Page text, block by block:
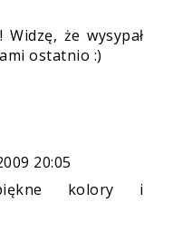
że wysypał
ostatnio :)
20:05
kolory i